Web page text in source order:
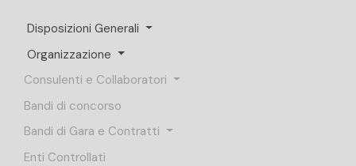
Disposizioni Generali
Organizzazione
Consulenti e Collaboratori
Bandi di concorso
Bandi di Gara e Contratti
Enti Controllati